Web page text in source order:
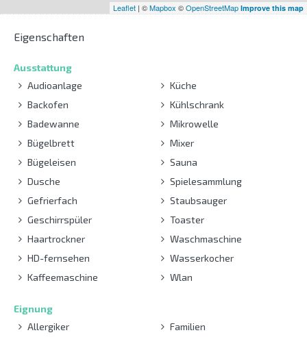
Leaflet | ©Mapbox ©OpenStreetMap Improve this map
Eigenschaften
Ausstattung
Audioanlage
Backofen
Badewanne
Bügelbrett
Bügeleisen
Dusche
Gefrierfach
Geschirrspüler
Haartrockner
HD-fernsehen
Kaffeemaschine
Küche
Kühlschrank
Mikrowelle
Mixer
Sauna
Spielesammlung
Staubsauger
Toaster
Waschmaschine
Wasserkocher
Wlan
Eignung
Allergiker
Familien